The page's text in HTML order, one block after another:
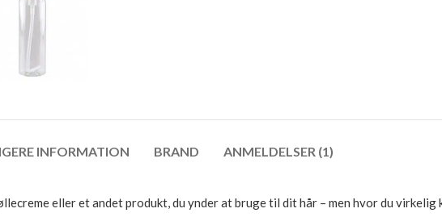
INFORMATION BRAND ANMELDELSER (1)
eller et andet produkt, du ynder at bruge til dit hår – men hvor du virkelig